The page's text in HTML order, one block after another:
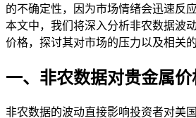
的不确定性，因为市场情绪会迅速反
本文中，我们将深入分析非农数据波
价格，探讨其对市场的压力以及相关的
一、非农数据对贵金属价
非农数据的波动直接影响投资者对美